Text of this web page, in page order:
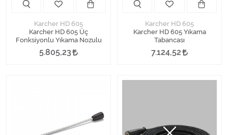
Karcher HD 605
Karcher HD 605 Üç
Fonksiyonlu Yıkama Nozulu
5.805,23
Karcher HD 605
Karcher HD 605 Yıkama
Tabancası
7.124,52